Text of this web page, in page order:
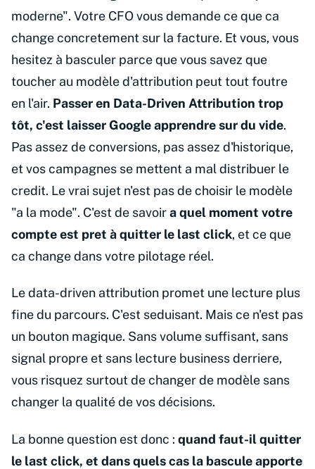
moderne". Votre CFO vous demande ce que ca
change concretement sur la facture. Et vous, vous
hesitez à basculer parce que vous savez que
toucher au modèle d'attribution peut tout foutre
en l'air. Passer en Data-Driven Attribution trop
tôt, c'est laisser Google apprendre sur du vide.
Pas assez de conversions, pas assez d'historique,
et vos campagnes se mettent a mal distribuer le
credit. Le vrai sujet n'est pas de choisir le modèle
"a la mode". C'est de savoira quel moment votre
compte est pret à quitter le last click, et ce que
ca change dans votre pilotage réel.
Le data-driven attribution promet une lecture plus
fine du parcours. C'est seduisant. Mais ce n'est pas
un bouton magique. Sans volume suffisant, sans
signal propre et sans lecture business derriere,
vous risquez surtout de changer de modèle sans
changer la qualité de vos décisions.
La bonne question est donc : quand faut-il quitter
le last click, et dans quels cas la bascule apporte